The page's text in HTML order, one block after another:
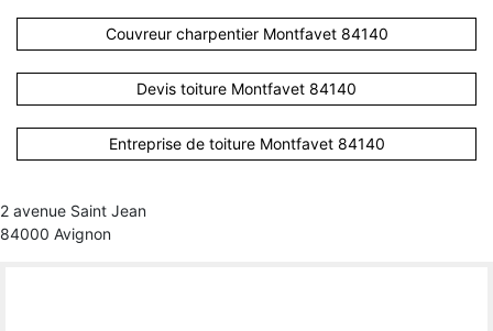
Couvreur charpentier Montfavet 84140
Devis toiture Montfavet 84140
Entreprise de toiture Montfavet 84140
2 avenue Saint Jean
84000 Avignon